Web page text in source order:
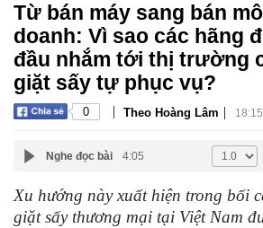
Từ bán máy sang bán
doanh: Vì sao các hãng
đầu nhắm tới thị trường
giặt sấy tự phục vụ?
0 | Theo Hoàng Lâm |
Nghe đọc bài 4:05
Xu hướng này xuất hiện trong bối
giặt sấy thương mại tại Việt Nam